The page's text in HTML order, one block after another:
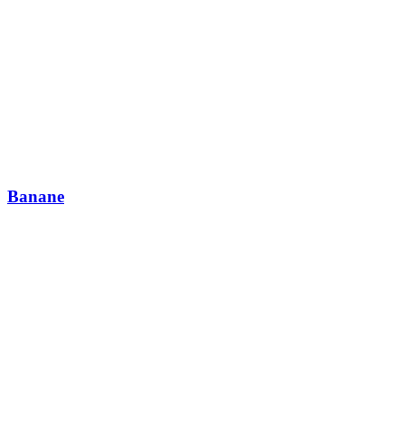
Banane